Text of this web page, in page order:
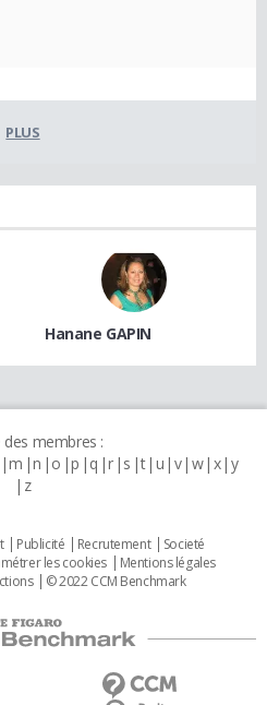
PLUS
Hanane GAPIN
des membres :
m n o p q r s t u v w x y
z
Publicité Recrutement
Societé
les cookies
Mentions légales
© 2022 CCM Benchmark